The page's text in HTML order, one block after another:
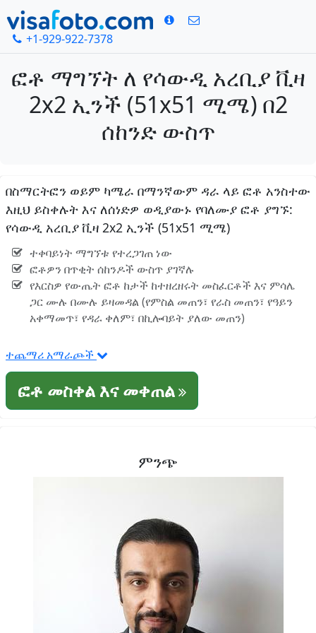
+1-929-922-7378
ፎቶ ማግኘት ለ የሳውዲ አረቢያ ቪዛ
2x2 ኢንች (51x51 ሚሜ) በ2
ሰከንድ ውስጥ
በስማርትፎን ወይም ካሜራ በማንኛውም ዳራ ላይ ፎቶ አንስተው
እዚህ ይስቀሉት እና ለሰነድዎ ወዲያውኑ የባለሙያ ፎቶ ያግኙ:
የሳውዲ አረቢያ ቪዛ 2x2 ኢንች (51x51 ሚሜ)
ተቀባይነት ማግኘቱ የተረጋገጠ ነው
ፎቶዎን በጥቂት ሰከንዶች ውስጥ ያገኛሉ
የእርስዎ የውጤት ፎቶ ከታች ከተዘረዘሩት መስፈርቶች እና ምሳሌ
ጋር ሙሉ በሙሉ ይዛመዳል (የምስል መጠን፣ የራስ መጠን፣ የዓይን
አቀማመጥ፣ የዳራ ቀለም፣ በኪሎባይት ያለው መጠን)
ተጨማሪ አማራጮች
ፎቶ መስቀል እና መቀጠል
ምንጭ